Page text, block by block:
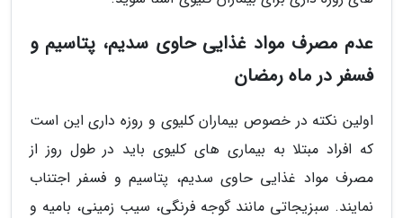
عدم مصرف مواد غذایی حاوی سدیم، پتاسیم و
فسفر در ماه رمضان
اولین نکته در خصوص بیماران کلیوی و روزه داری این است
که افراد مبتلا به بیماری های کلیوی باید در طول روز از
مصرف مواد غذایی حاوی سدیم، پتاسیم و فسفر اجتناب
نمایند. سبزیجاتی مانند گوجه فرنگی، سیب زمینی، بامیه و